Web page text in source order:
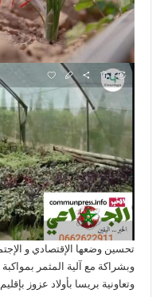
تحسين وضعها الإقتصادي و
وبشراكة مع آلية المثمر
وتعاونية بريسا بأولاد عزوز